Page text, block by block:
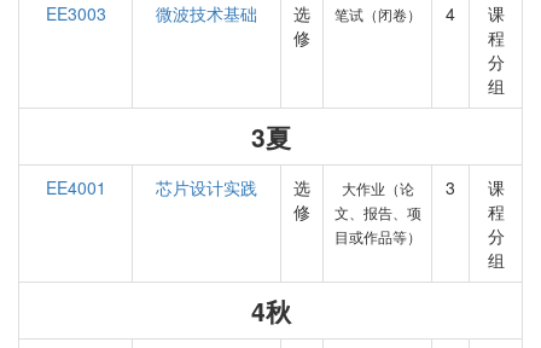
EE3003
微波技术基础
选
修
笔试（闭卷） 4
课
程
分
组
3夏
EE4001 芯片设计实践
选
修
大作业（论
文、报告、项
目或作品等）
3
课
程
分
组
4秋